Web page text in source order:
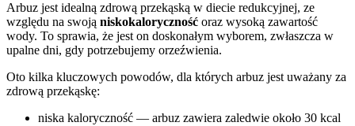
Arbuz jest idealną zdrową przekąską w diecie redukcyjnej, ze
względu na swoją niskokaloryczność oraz wysoką zawartość
wody. To sprawia, że jest on doskonałym wyborem, zwłaszcza w
upalne dni, gdy potrzebujemy orzeźwienia.
Oto kilka kluczowych powodów, dla których arbuz jest uważany za
zdrową przekąskę:
niska kaloryczność — arbuz zawiera zaledwie około 30 kcal